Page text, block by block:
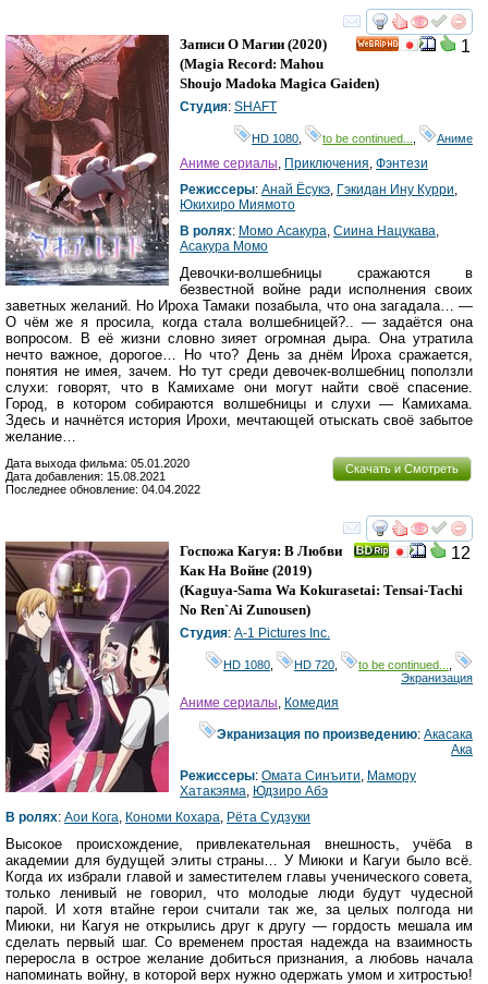
смотреть
1
Записи О Магии (2020)
(Magia Record: Mahou
Shoujo Madoka Magica Gaiden)
Студия: SHAFT
HD 1080 to be continued... Аниме
Аниме сериалы, Приключения, Фэнтези
Режиссеры: Анай Ёсукэ, Гэкидан Ину Курри,
Юкихиро Миямото
В ролях: Момо Асакура, Сиина Нацукава,
Асакура Момо
Девочки-волшебницы сражаются в
безвестной войне ради исполнения своих
заветных желаний. Но Ироха Тамаки позабыла, что она загадала… —
О чём же я просила, когда стала волшебницей?.. — задаётся она
вопросом. В её жизни словно зияет огромная дыра. Она утратила
нечто важное, дорогое… Но что? День за днём Ироха сражается,
понятия не имея, зачем. Но тут среди девочек-волшебниц поползли
слухи: говорят, что в Камихаме они могут найти своё спасение.
Город, в котором собираются волшебницы и слухи — Камихама.
Здесь и начнётся история Ирохи, мечтающей отыскать своё забытое
желание…
Скачать и Смотреть
Дата выхода фильма: 05.01.2020
Дата добавления: 15.08.2021
Последнее обновление: 04.04.2022
смотреть
12
Госпожа Кагуя: В Любви
Как На Войне (2019)
(Kaguya-Sama Wa Kokurasetai: Tensai-Tachi
No Ren`ai Zunousen)
Студия: A-1 Pictures Inc.
HD 1080 HD 720 to be continued...
Экранизация
Аниме сериалы Комедия
Экранизация по произведению:Акасака
Ака
Режиссеры: Омата Синъити Мамору
Хатакэяма Юдзиро Абэ
В ролях: Аои Кога Кономи Кохара Рёта Судзуки
Высокое происхождение, привлекательная внешность, учёба в
академии для будущей элиты страны… У Миюки и Кагуи было всё.
Когда их избрали главой и заместителем главы ученического совета,
только ленивый не говорил, что молодые люди будут чудесной
парой. И хотя втайне герои считали так же, за целых полгода ни
Миюки, ни Кагуя не открылись друг к другу — гордость мешала им
сделать первый шаг. Со временем простая надежда на взаимность
переросла в острое желание добиться признания, а любовь начала
напоминать войну, в которой верх нужно одержать умом и хитростью!